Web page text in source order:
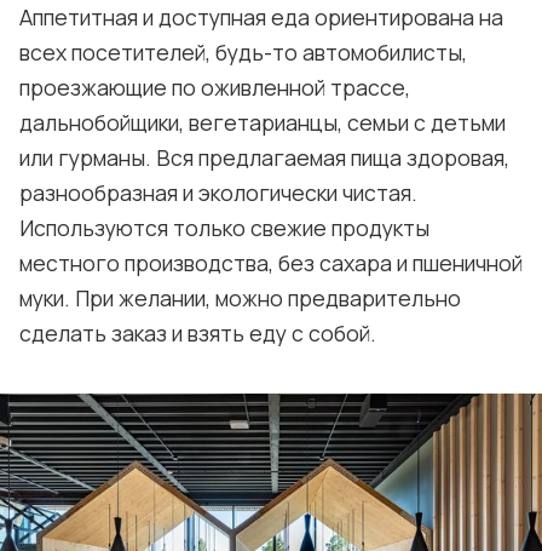
Аппетитная и доступная еда ориентирована на
всех посетителей, будь-то автомобилисты,
проезжающие по оживленной трассе,
дальнобойщики, вегетарианцы, семьи с детьми
или гурманы. Вся предлагаемая пища здоровая,
разнообразная и экологически чистая.
Используются только свежие продукты
местного производства, без сахара и пшеничной
муки. При желании, можно предварительно
сделать заказ и взять еду с собой.